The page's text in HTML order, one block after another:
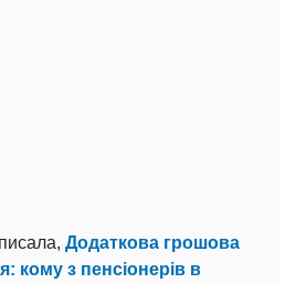
Додаткова грошова
кому з пенсіонерів в